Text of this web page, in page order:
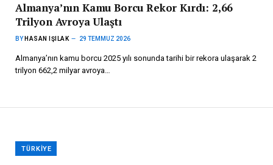
Almanya’nın Kamu Borcu Rekor Kırdı: 2,66
Trilyon Avroya Ulaştı
BY HASAN IŞILAK 29 TEMMUZ 2026
Almanya’nın kamu borcu 2025 yılı sonunda tarihi bir rekora ulaşarak 2
trilyon 662,2 milyar avroya…
TÜRKIYE